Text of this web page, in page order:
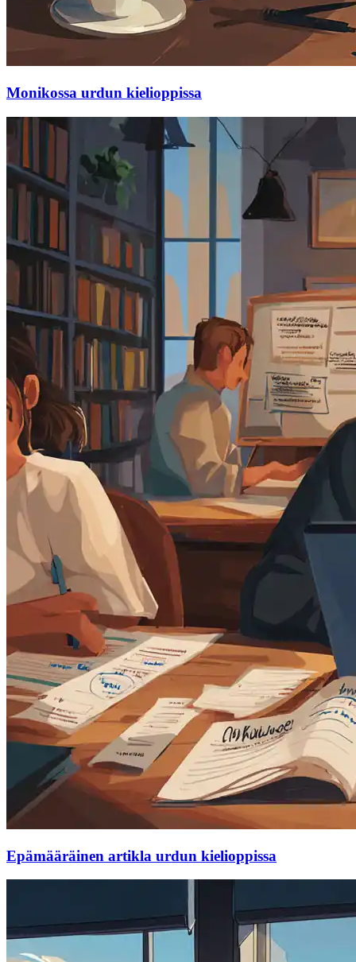
Monikossa urdun kielioppissa
Epämääräinen artikla urdun kielioppissa